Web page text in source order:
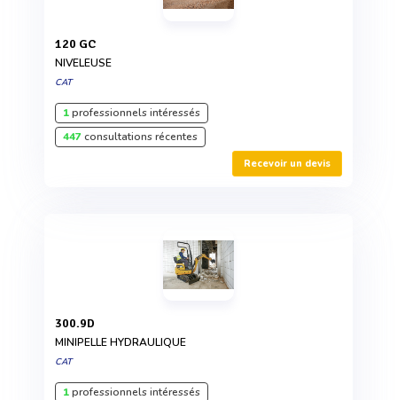
120 GC
NIVELEUSE
CAT
1professionnels intéressés
447consultations récentes
Recevoir un devis
300.9D
MINIPELLE HYDRAULIQUE
CAT
1professionnels intéressés